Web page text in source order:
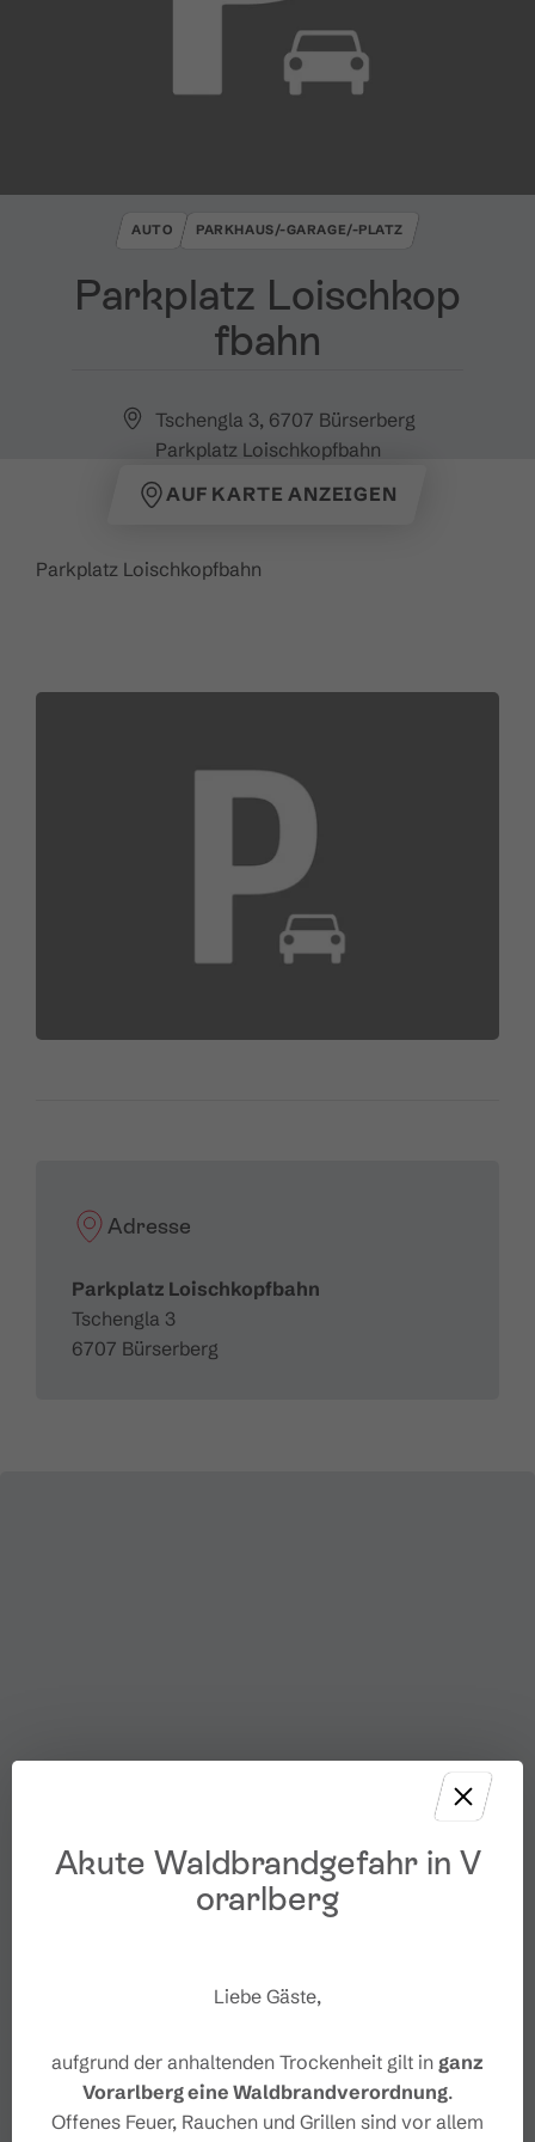
Parkplatz Loischkop
fbahn
AUTO PARKHAUS/-GARAGE/-PLATZ
Tschengla 3, 6707 Bürserberg
Parkplatz Loischkopfbahn
AUF KARTE ANZEIGEN
Parkplatz Loischkopfbahn
Adresse
Parkplatz Loischkopfbahn
Tschengla 3
6707 Bürserberg
Akute Waldbrandgefahr in V
orarlberg
Liebe Gäste,
aufgrund der anhaltenden Trockenheit gilt in ganz
Vorarlberg eine Waldbrandverordnung.
Offenes Feuer, Rauchen und Grillen sind vor allem